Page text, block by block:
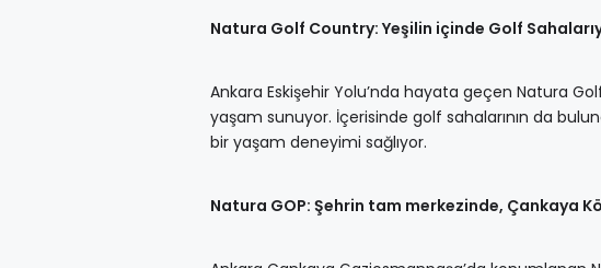
Natura Golf Country: Yeşilin içinde Golf
Ankara Eskişehir Yolu’nda hayata geçen Natura
yaşam sunuyor. İçerisinde golf sahalarının da
bir yaşam deneyimi sağlıyor.
Natura GOP: Şehrin tam merkezinde, Çankaya